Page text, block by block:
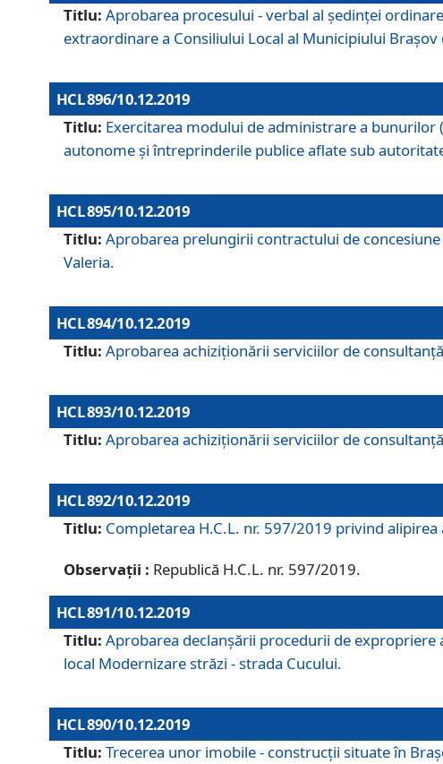
Titlu: Aprobarea procesului - verbal al şedinţei
extraordinare a Consiliului Local al Municipiului
HCL 896/10.12.2019
Titlu: Exercitarea modului de administrare a
autonome și întreprinderile publice aflate sub
HCL 895/10.12.2019
Titlu: Aprobarea prelungirii contractului de
Valeria.
HCL 894/10.12.2019
Titlu: Aprobarea achiziţionării serviciilor de
HCL 893/10.12.2019
Titlu: Aprobarea achiziţionării serviciilor de
HCL 892/10.12.2019
Titlu: Completarea H.C.L. nr. 597/2019 privind
Observații : Republică H.C.L. nr. 597/2019.
HCL 891/10.12.2019
Titlu: Aprobarea declanșării procedurii de
local Modernizare străzi - strada Cucului.
HCL 890/10.12.2019
Titlu: Trecerea unor imobile - construcții situate în